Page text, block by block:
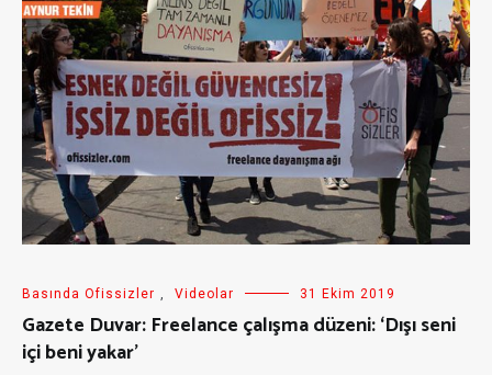
Basında Ofissizler , Videolar 31 Ekim 2019
Gazete Duvar: Freelance çalışma düzeni: ‘Dışı seni
içi beni yakar’